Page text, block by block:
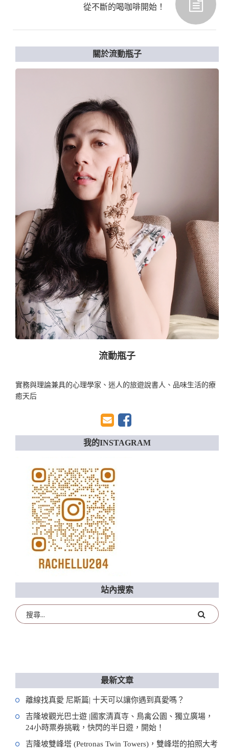
從不斷的喝咖啡開始！
關於流動瓶子
流動瓶子
實務與理論兼具的心理學家、迷人的旅遊說書人、品味生活的療
癒天后
我的INSTAGRAM
站內搜索
最新文章
離線找真愛 尼斯篇| 十天可以讓你遇到真愛嗎？
吉隆坡觀光巴士遊 |國家清真寺、鳥禽公園、獨立廣場，
24小時票券挑戰，快閃的半日遊，開始！
吉隆坡雙峰塔 (Petronas Twin Towers)，雙峰塔的拍照大考